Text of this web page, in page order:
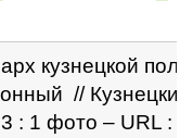
кузнецкой
//
: 1 фото – URL :